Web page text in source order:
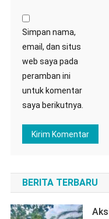
Simpan nama,
email, dan situs
web saya pada
peramban ini
untuk komentar
saya berikutnya.
BERITA TERBARU